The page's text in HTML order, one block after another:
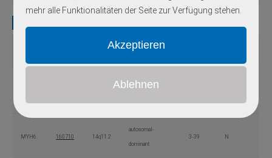
mehr alle Funktionalitäten der Seite zur Verfügung stehen.
Locus Erbgang
autosomal-
MYH6 160710 14q11.2
autosomal-
dominant
3-39 N